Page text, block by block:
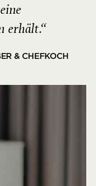
erhält.“
& CHEFKOCH